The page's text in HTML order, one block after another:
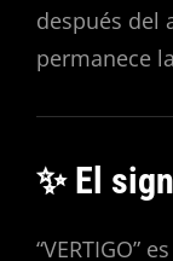
después del
permanece
✨ El
“VERTIGO”